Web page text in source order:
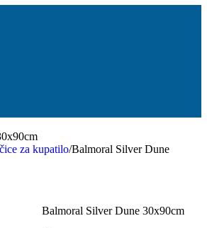
za kupatilo/Balmoral Silver Dune
Balmoral Silver Dune 30x90cm